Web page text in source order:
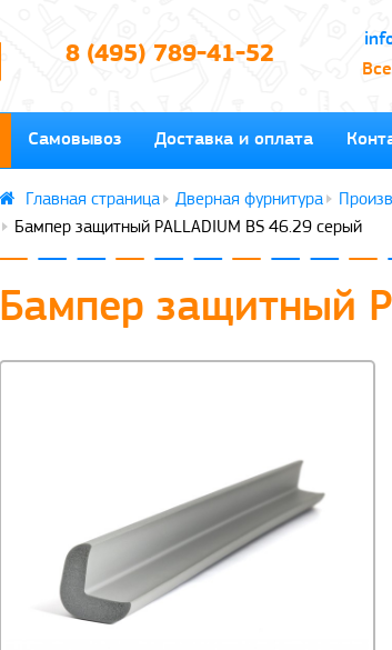
8 (495) 789-41-52
Самовывоз Доставка и оплата
Дверная фурнитура
Бампер защитный PALLADIUM BS 46.29 серый
Бампер защитный